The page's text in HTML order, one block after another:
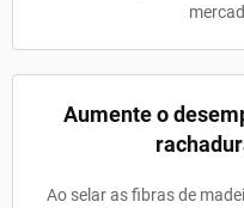
Aumente o
Ao selar as fibras de